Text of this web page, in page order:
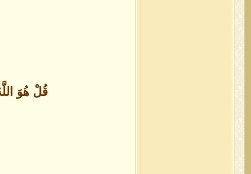
قُلْ هُوَ اللَّهُ أَحَد(1) اللَّهُ الصَّمَدُ(2) لَمْ يَلِدْ